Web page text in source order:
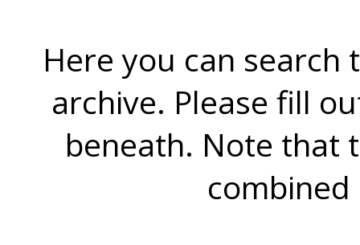
Here you can search
archive. Please fill
beneath. Note that
combined